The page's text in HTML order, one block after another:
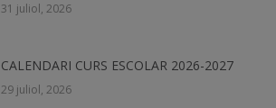
31 juliol, 2026
CALENDARI CURS ESCOLAR 2026-2027
29 juliol, 2026